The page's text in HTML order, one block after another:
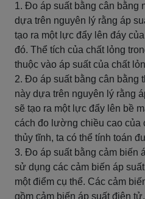
1. Đo áp suất bằng cân
dựa trên nguyên lý rằng áp
tạo ra một lực đẩy lên đáy
đó. Thể tích của chất lỏng
thuộc vào áp suất của chất
2. Đo áp suất bằng cân bằng
này dựa trên nguyên lý rằng
sẽ tạo ra một lực đẩy lên bề
cách đo lường chiều cao của
thủy tĩnh, ta có thể tính toán
3. Đo áp suất bằng cảm biến
sử dụng các cảm biến áp
một điểm cụ thể. Các cảm
gồm cảm biến áp suất điện